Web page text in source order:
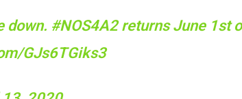
down. #NOS4A2returns June 1st
GJs6TGiks3